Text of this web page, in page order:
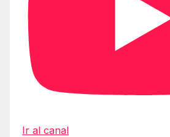
Ir al canal